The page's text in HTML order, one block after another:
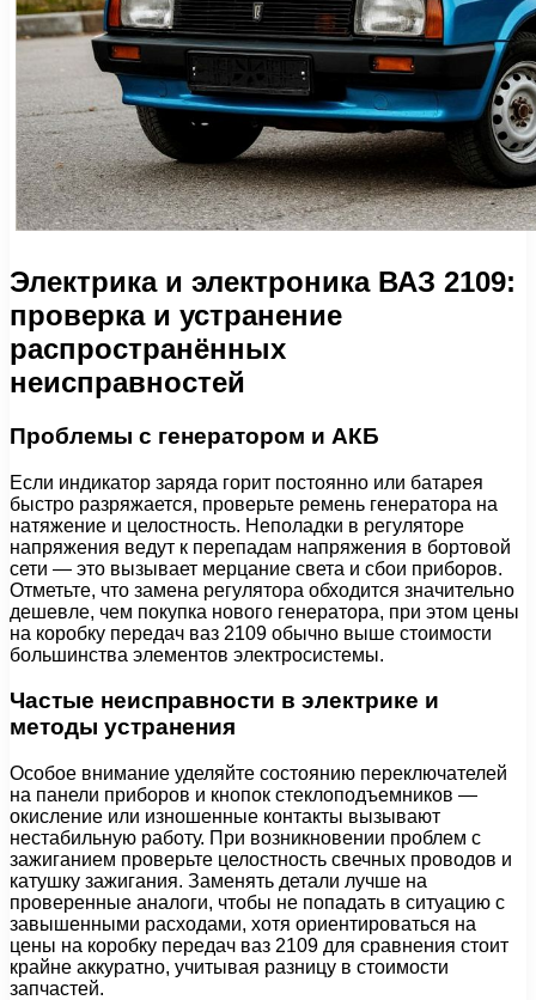
Электрика и электроника ВАЗ 2109:
проверка и устранение
распространённых
неисправностей
Проблемы с генератором и АКБ
Если индикатор заряда горит постоянно или батарея
быстро разряжается, проверьте ремень генератора на
натяжение и целостность. Неполадки в регуляторе
напряжения ведут к перепадам напряжения в бортовой
сети — это вызывает мерцание света и сбои приборов.
Отметьте, что замена регулятора обходится значительно
дешевле, чем покупка нового генератора, при этом цены
на коробку передач ваз 2109 обычно выше стоимости
большинства элементов электросистемы.
Частые неисправности в электрике и
методы устранения
Особое внимание уделяйте состоянию переключателей
на панели приборов и кнопок стеклоподъемников —
окисление или изношенные контакты вызывают
нестабильную работу. При возникновении проблем с
зажиганием проверьте целостность свечных проводов и
катушку зажигания. Заменять детали лучше на
проверенные аналоги, чтобы не попадать в ситуацию с
завышенными расходами, хотя ориентироваться на
цены на коробку передач ваз 2109 для сравнения стоит
крайне аккуратно, учитывая разницу в стоимости
запчастей.